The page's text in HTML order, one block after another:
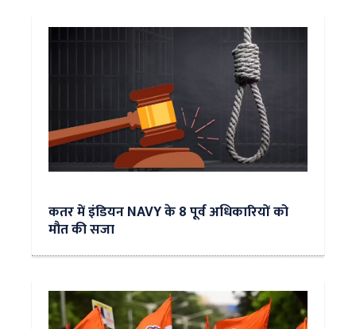
कतर में इंडियन NAVY के 8 पूर्व अधिकारियों को
मौत की सजा